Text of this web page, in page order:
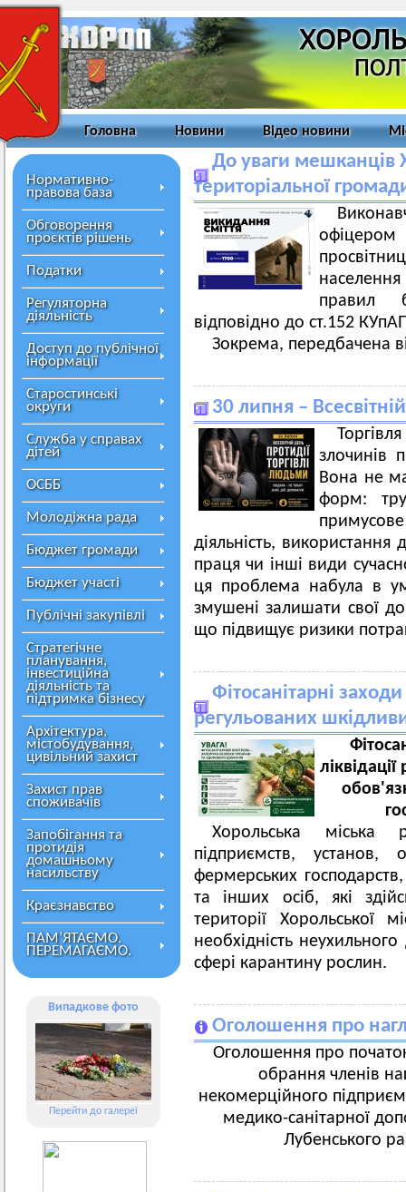
Головна Новини Відео новини
Нормативно-
правова база
Обговорення
проєктів рішень
Податки
Регуляторна
діяльність
Доступ до публічної
інформації
Старостинські
округи
Служба у справах
дітей
ОСББ
Молодіжна рада
Бюджет громади
Бюджет участі
Публічні закупівлі
Стратегічне
планування,
інвестиційна
діяльність та
підтримка бізнесу
Архітектура,
містобудування,
цивільний захист
Захист прав
споживачів
Запобігання та
протидія
домашньому
насильству
Краєзнавство
ПАМ’ЯТАЄМО.
ПЕРЕМАГАЄМО.
Випадкове фото
Перейти до галереї
До уваги мешканців
територіальної
офіцером
правил
відповідно до ст.152
Зокрема, передбачена
30 липня –
злочинів
Вона не
форм:
діяльність,
праця чи інші види
ця проблема набула в
змушені залишати свої
що підвищує ризики
Фітосанітарні заходи
регульованих
Хорольська міська
підприємств, установ,
фермерських
та інших осіб, які
території Хорольської
необхідність
сфері карантину рослин.
Оголошення про
Оголошення про
обрання членів
некомерційного
медико-санітарної
Лубенського